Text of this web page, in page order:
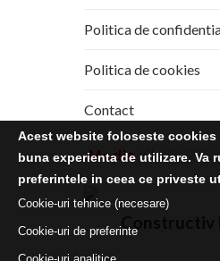
Politica de
Politica de cookies
Contact
Media Kit
Constructiv
Acest website foloseste cookies
buna experienta de utilizare. Va
preferintele in ceea ce priveste
Cookie-uri tehnice (necesare)
Cookie-uri de preferinte
Cookie-uri analitice